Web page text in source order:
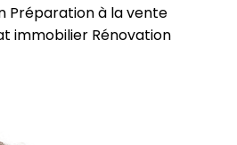
Préparation à la vente
immobilier Rénovation